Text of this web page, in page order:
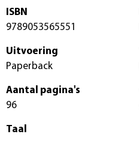
ISBN
9789053565551
Uitvoering
Paperback
Aantal pagina's
96
Taal